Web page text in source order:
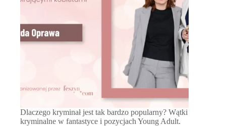
Dlaczego kryminał jest tak bardzo popularny? Wątki
kryminalne w fantastyce i pozycjach Young Adult.